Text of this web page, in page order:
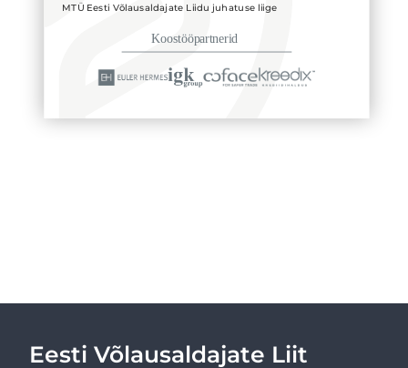
MTÜ Eesti Võlausaldajate Liidu juhatuse liige
Eesti Võlausaldajate Liit